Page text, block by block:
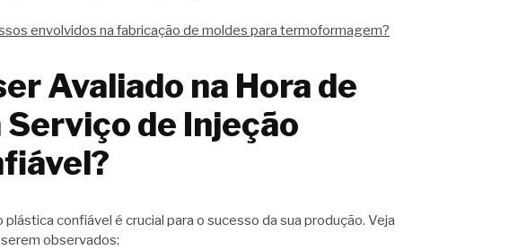
envolvidos na fabricação de moldes para termoformagem?
Avaliado na Hora de
de Injeção
confiável é crucial para o sucesso da sua produção. Veja
observados: